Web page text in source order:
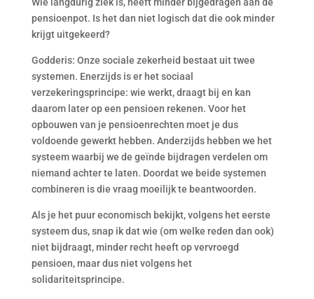
pensioenpot. Is het dan niet logisch dat die ook minder
krijgt uitgekeerd?
Godderis: Onze sociale zekerheid bestaat uit twee
systemen. Enerzijds is er het sociaal
verzekeringsprincipe: wie werkt, draagt bij en kan
daarom later op een pensioen rekenen. Voor het
opbouwen van je pensioenrechten moet je dus
voldoende gewerkt hebben. Anderzijds hebben we het
systeem waarbij we de geïnde bijdragen verdelen om
niemand achter te laten. Doordat we beide systemen
combineren is die vraag moeilijk te beantwoorden.
Als je het puur economisch bekijkt, volgens het eerste
systeem dus, snap ik dat wie (om welke reden dan ook)
niet bijdraagt, minder recht heeft op vervroegd
pensioen, maar dus niet volgens het
solidariteitsprincipe.